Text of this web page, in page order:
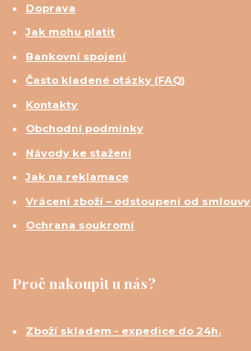
Doprava
Jak mohu platit
Bankovní spojení
Často kladené otázky (FAQ)
Kontakty
Obchodní podmínky
Návody ke stažení
Jak na reklamace
Vrácení zboží – odstoupení od smlouvy
Ochrana soukromí
Proč nakoupit u nás?
Zboží skladem - expedice do 24h.